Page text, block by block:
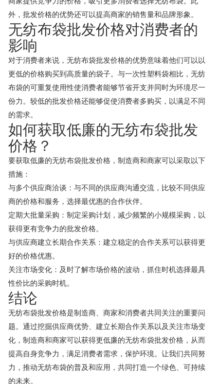
外，批发价格的优势还可以提高商家的销售量和品牌形象。
无纺布袋批发价格对消费者的
影响
对于消费者来说，无纺布袋批发价格的优势意味着他们可以以
更低的价格购买到高质量的袋子。与一次性塑料袋相比，无纺
布袋的可重复使用性使消费者能够节省开支并同时为环境尽一
份力。较低的批发价格还能够促使消费者多购买，以满足不同
的需求。
如何获取低廉的无纺布袋批发
价格？
要获取低廉的无纺布袋批发价格，制造商和商家可以采取以下
措施：
与多个供应商洽谈：与不同的供应商沟通交流，比较不同供应
商的价格和服务，选择最优惠的合作伙伴。
定期大批量采购：制定采购计划，减少频繁的小规模采购，以
获得更有竞争力的批发价格。
与供应商建立长期合作关系：建立稳定的合作关系可以获得更
好的价格优惠。
关注市场变化：及时了解市场价格的波动，抓住时机选择最具
性价比的采购时机。
结论
无纺布袋批发价格是制造商、商家和消费者共同关注的重要问
题。通过挖掘供应商优势、建立长期合作关系以及关注市场变
化，制造商和商家可以获得更低廉的无纺布袋批发价格，从而
提高自身竞争力，满足消费者需求，保护环境。让我们共同努
力，推动无纺布袋的普及和应用，共同打造一个绿色、可持续
的未来。